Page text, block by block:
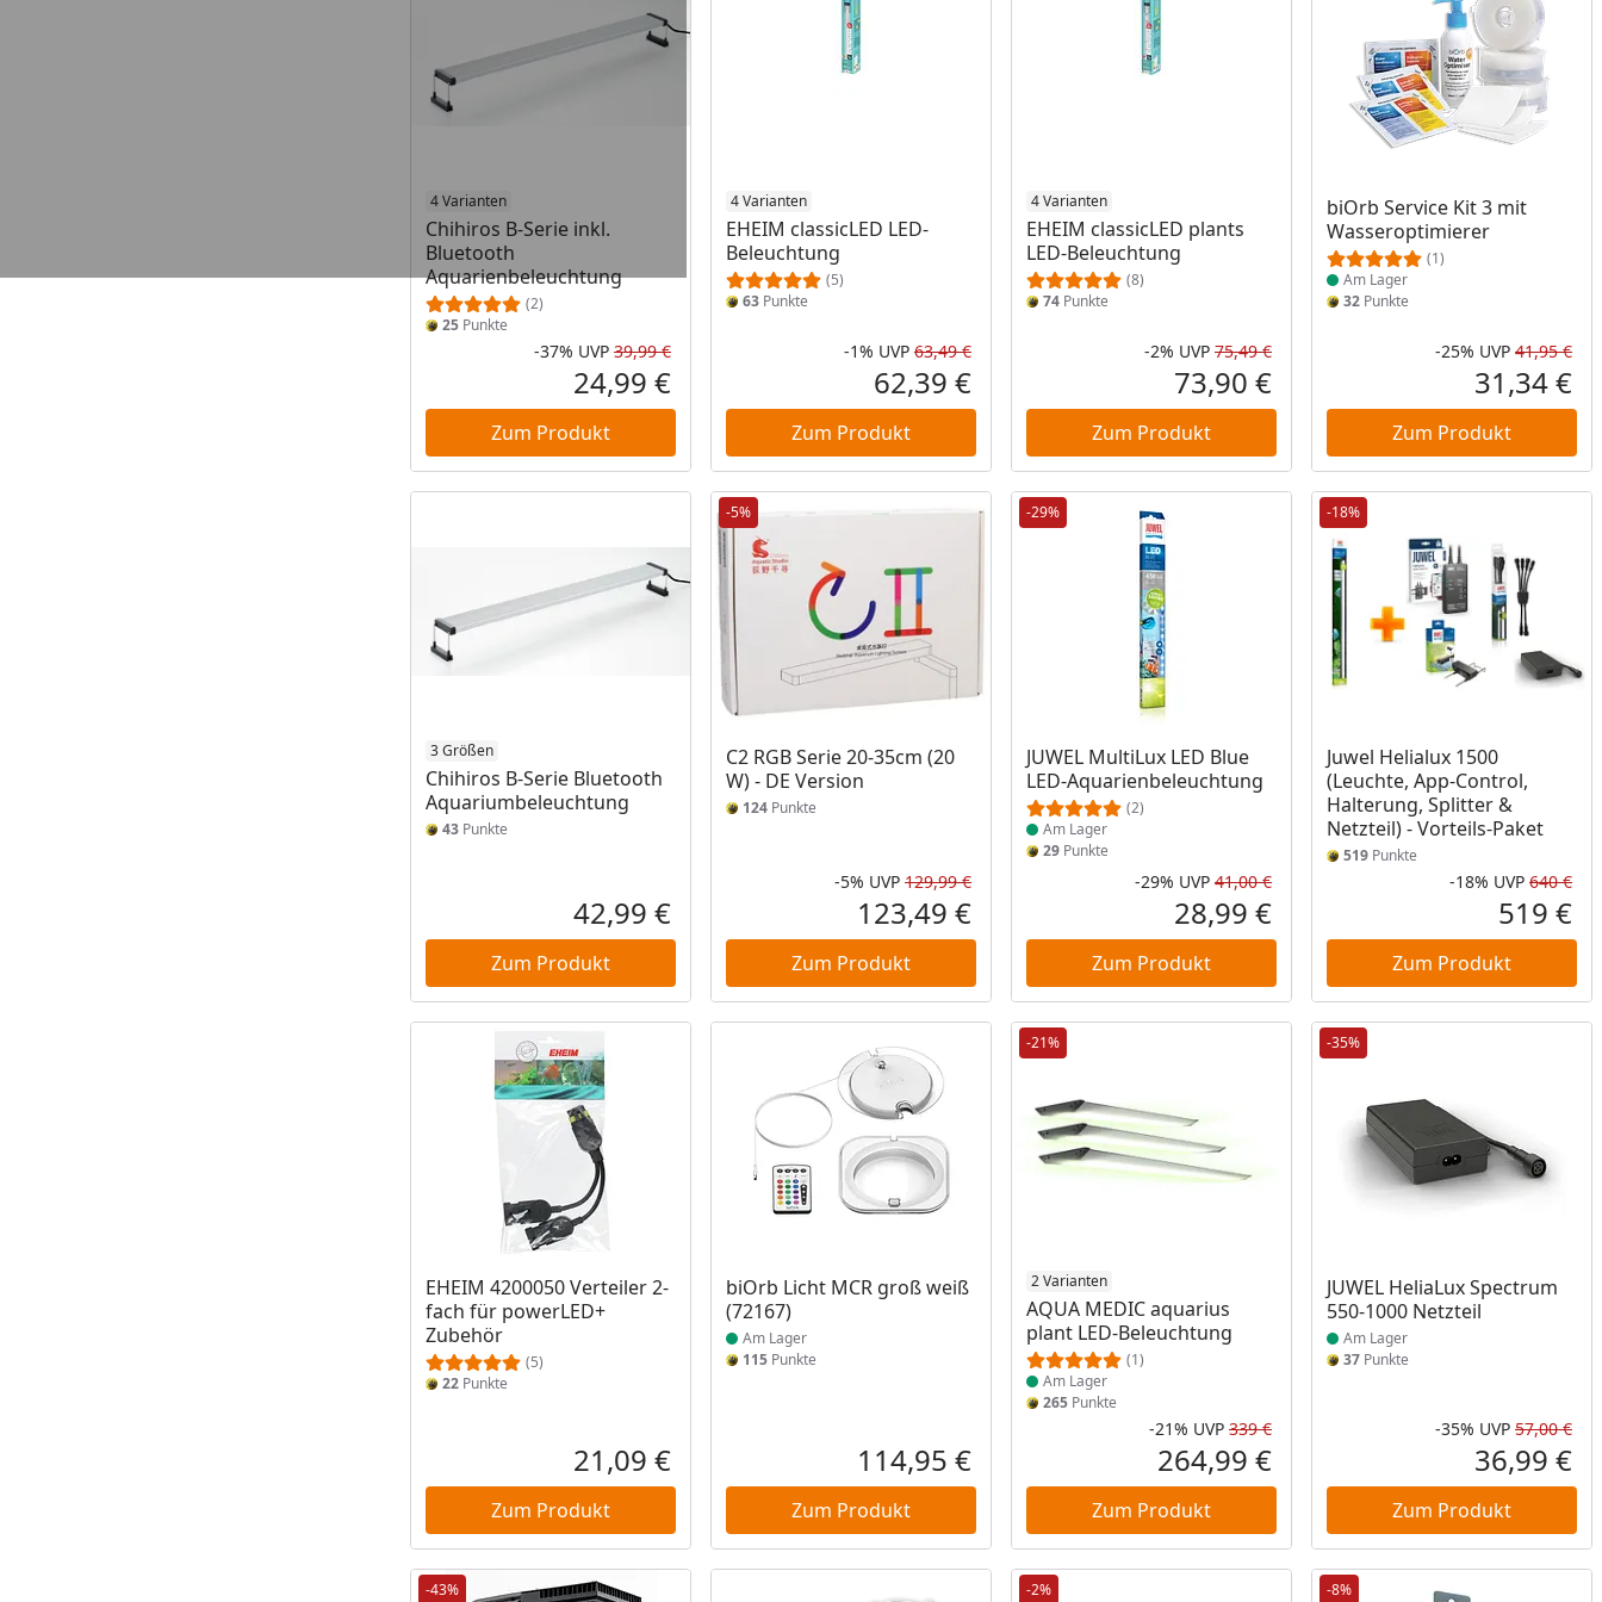
4 Varianten
Chihiros B-Serie inkl.
Bluetooth
Aquarienbeleuchtung
(2)
25 Punkte
Rabatt in Prozent
-37%
Ursprünglicher Preis
UVP 39,99 €
Aktueller Preis
24,99 €
Zum Produkt
4 Varianten
EHEIM classicLED LED-
Beleuchtung
(5)
63 Punkte
Rabatt in Prozent
-1%
Ursprünglicher Preis
UVP 63,49 €
Aktueller Preis
62,39 €
Zum Produkt
4 Varianten
EHEIM classicLED plants
LED-Beleuchtung
(8)
74 Punkte
Rabatt in Prozent
-2%
Ursprünglicher Preis
UVP 75,49 €
Aktueller Preis
73,90 €
Zum Produkt
biOrb Service Kit 3 mit
Wasseroptimierer
(1)
Produkt am Lager
Am Lager
32 Punkte
-25% UVP 41,95 €
31,34 €
Zum Produkt
3 Größen
Chihiros B-Serie Bluetooth
Aquariumbeleuchtung
43 Punkte
Aktueller Preis
42,99 €
Zum Produkt
-5%
C2 RGB Serie 20-35cm (20
W) - DE Version
124 Punkte
Rabatt in Prozent
-5%
Ursprünglicher Preis
UVP 129,99 €
Aktueller Preis
123,49 €
Zum Produkt
-29%
JUWEL MultiLux LED Blue
LED-Aquarienbeleuchtung
(2)
Produkt am Lager
Am Lager
29 Punkte
Rabatt in Prozent
-29%
Ursprünglicher Preis
UVP 41,00 €
Aktueller Preis
28,99 €
Zum Produkt
-18%
Juwel Helialux 1500
(Leuchte, App-Control,
Halterung, Splitter &
Netzteil) - Vorteils-Paket
519 Punkte
-18% UVP 640 €
519 €
Zum Produkt
EHEIM 4200050 Verteiler 2-
fach für powerLED+
Zubehör
(5)
22 Punkte
Aktueller Preis
21,09 €
Zum Produkt
biOrb Licht MCR groß weiß
(72167)
Produkt am Lager
Am Lager
115 Punkte
Aktueller Preis
114,95 €
Zum Produkt
-21%
2 Varianten
AQUA MEDIC aquarius
plant LED-Beleuchtung
(1)
Produkt am Lager
Am Lager
265 Punkte
Rabatt in Prozent
-21%
Ursprünglicher Preis
UVP 339 €
Aktueller Preis
264,99 €
Zum Produkt
-35%
JUWEL HeliaLux Spectrum
550-1000 Netzteil
Produkt am Lager
Am Lager
37 Punkte
-35% UVP 57,00 €
36,99 €
Zum Produkt
-43% -2% -8%